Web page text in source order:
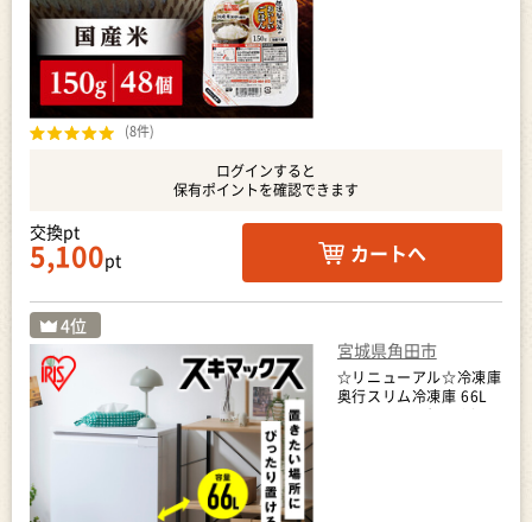
(8件)
ログインすると
保有ポイントを確認できます
交換pt
5,100pt カートへ
宮城県角田市
☆リニューアル☆冷凍庫
奥行スリム冷凍庫 66L
IUSN-7B-W ホワイト ス